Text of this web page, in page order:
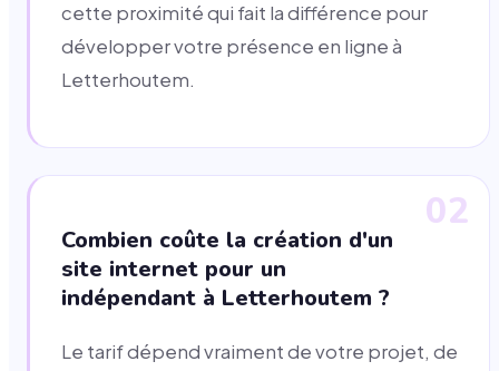
cette proximité qui fait la différence pour
développer votre présence en ligne à
Letterhoutem.
02
Combien coûte la création d'un
site internet pour un
indépendant à Letterhoutem ?
Le tarif dépend vraiment de votre projet, de